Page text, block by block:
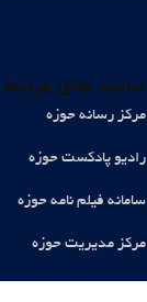
سایت های مرتبط
مرکز رسانه حوزه
رادیو پادکست حوزه
سامانه فیلم نامه حوزه
مرکز مدیریت حوزه